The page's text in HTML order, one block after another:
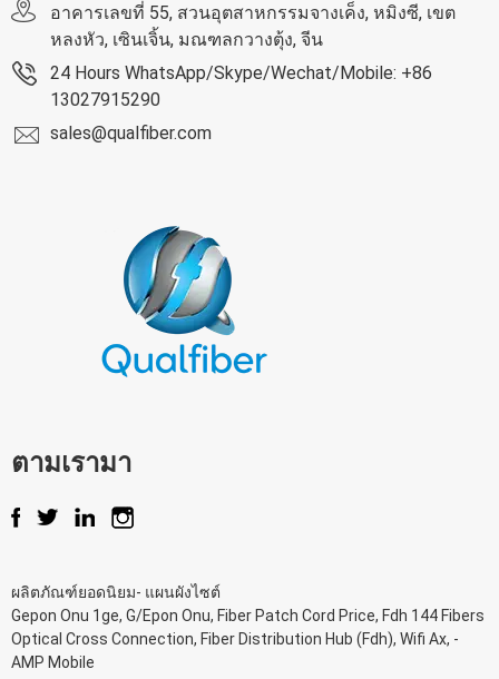
อาคารเลขที่ 55, สวนอุตสาหกรรมจางเค็ง, หมิงซี, เขต
หลงหัว, เซินเจิ้น, มณฑลกวางตุ้ง, จีน
24 Hours WhatsApp/Skype/Wechat/Mobile: +86
13027915290
sales@qualfiber.com
ตามเรามา
ผลิตภัณฑ์ยอดนิยม- แผนผังไซต์
Gepon Onu 1ge, G/Epon Onu, Fiber Patch Cord Price, Fdh 144 Fibers
Optical Cross Connection, Fiber Distribution Hub (Fdh), Wifi Ax, -
AMP Mobile